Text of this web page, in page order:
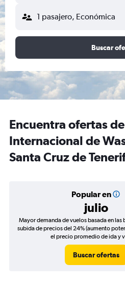
1 pasajero, Económica
Buscar
Encuentra ofertas
Internacional de
Santa Cruz de
Popular en
julio
Mayor demanda de vuelos basada en las
subida de precios del 24% (aumento
el precio promedio de ida y
Buscar ofertas